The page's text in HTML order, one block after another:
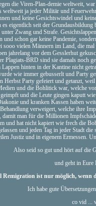
die Viren-Plan-demie weltweit,
weltweit ja jeder Militär und
und keine Gesichtswindel und
eigentlich seit der
Zwang und Strafe.
und schon gar keine Pandemie,
sooo vielen Männern im Land, die
jahrelang vor dem Gesslerhut
Plagiats-BRD sind sie damals noch
hinten in der Kantine nicht
wie immer gebusserlt und Party
Herbst Party gefeiert und getanzt,
und die Bohlitick war, welche
und die Leute gingen kaputt
und kranken Kassen haben
verweigert, welche ihre
man für die Millionen
und hat nicht kapiert wie frech die
und jeden Tag in jeder Stadt
Justiz und in eigenem Ermessen.
Also seid so gut und hört auf die
und geht in Eure
Remigration ist nur möglich, wenn
Ich habe gute
co vid ...